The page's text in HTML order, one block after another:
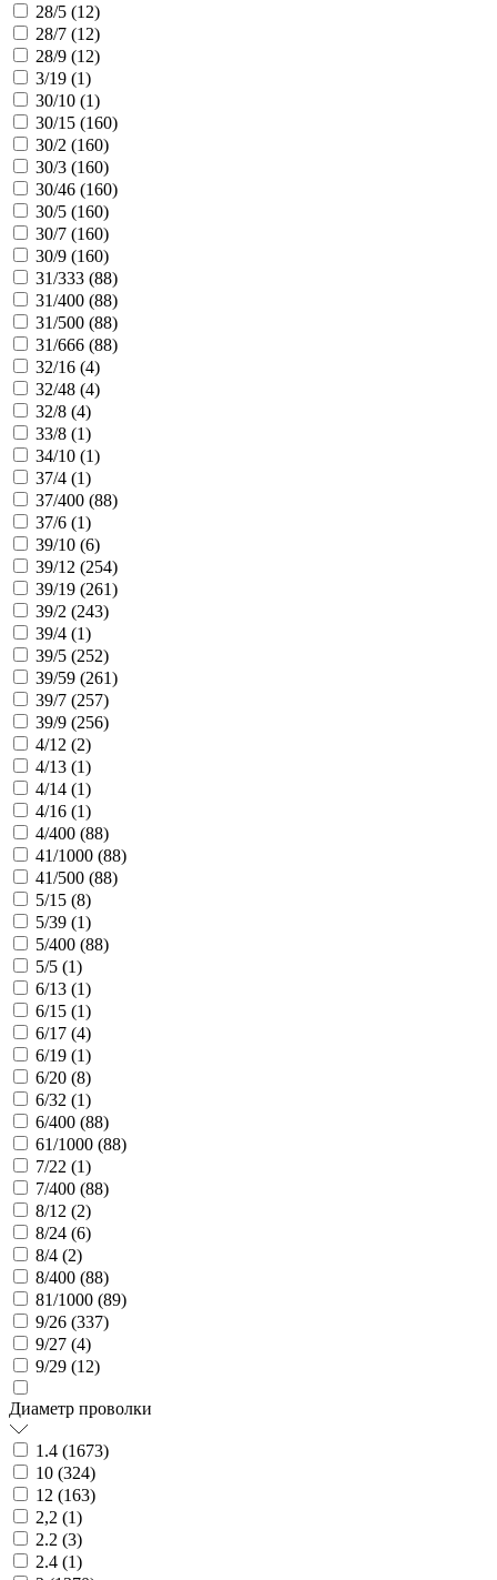
28/5 (12)
28/7 (12)
28/9 (12)
3/19 (1)
30/10 (1)
30/15 (160)
30/2 (160)
30/3 (160)
30/46 (160)
30/5 (160)
30/7 (160)
30/9 (160)
31/333 (88)
31/400 (88)
31/500 (88)
31/666 (88)
32/16 (4)
32/48 (4)
32/8 (4)
33/8 (1)
34/10 (1)
37/4 (1)
37/400 (88)
37/6 (1)
39/10 (6)
39/12 (254)
39/19 (261)
39/2 (243)
39/4 (1)
39/5 (252)
39/59 (261)
39/7 (257)
39/9 (256)
4/12 (2)
4/13 (1)
4/14 (1)
4/16 (1)
4/400 (88)
41/1000 (88)
41/500 (88)
5/15 (8)
5/39 (1)
5/400 (88)
5/5 (1)
6/13 (1)
6/15 (1)
6/17 (4)
6/19 (1)
6/20 (8)
6/32 (1)
6/400 (88)
61/1000 (88)
7/22 (1)
7/400 (88)
8/12 (2)
8/24 (6)
8/4 (2)
8/400 (88)
81/1000 (89)
9/26 (337)
9/27 (4)
9/29 (12)
Диаметр проволки
1.4 (1673)
10 (324)
12 (163)
2,2 (1)
2.2 (3)
2.4 (1)